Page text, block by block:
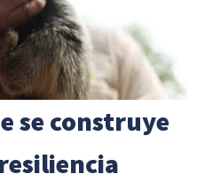
se construye